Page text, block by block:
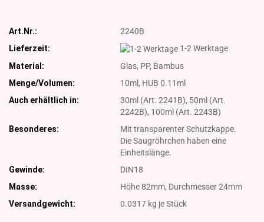
Art.Nr.:
2240B
Lieferzeit:
1-2 Werktage
Material:
Glas, PP, Bambus
Menge/Volumen:
10ml, HUB 0.11ml
Auch erhältlich in:
30ml (Art. 2241B), 50ml (Art.
2242B), 100ml (Art. 2243B)
Besonderes:
Mit transparenter Schutzkappe.
Die Saugröhrchen haben eine
Einheitslänge.
Gewinde:
DIN18
Masse:
Höhe 82mm, Durchmesser 24mm
Versandgewicht:
0.0317 kg je Stück